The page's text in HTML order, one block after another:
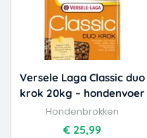
Versele Laga Classic duo
krok 20kg – hondenvoer
Hondenbrokken
€ 25,99